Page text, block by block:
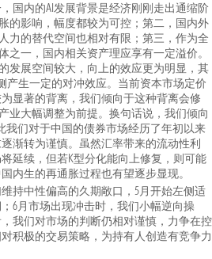
国内的AI发展背景是经济刚刚走出通缩阶
的影响，幅度都较为可控；第二，国内外
力的替代空间也相对有限；第三，作为全
之一，国内相关资产理应享有一定溢价。
发展空间较大，向上的效应更为明显，其
产生一定的对冲效应。当前资本市场定价
显著的背离，我们倾向于这种背离会修
业大幅调整为前提。换句话说，我们倾向
我们对于中国的债券市场经历了年初以来
渐转为谨慎。虽然汇率带来的流动性利
延续，但若K型分化能向上修复，则可能
内生的再通胀过程也有望逐步显现。
持中性偏高的久期敞口，5月开始左侧适
6月市场出现冲击时，我们小幅逆向操
我们对市场的判断仍相对谨慎，力争在控
积极的交易策略，为持有人创造有竞争力